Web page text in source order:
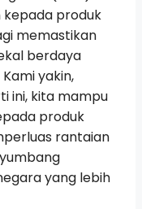
produk
memastikan
berdaya
yakin,
ini, kita mampu
produk
rantaian
yang lebih